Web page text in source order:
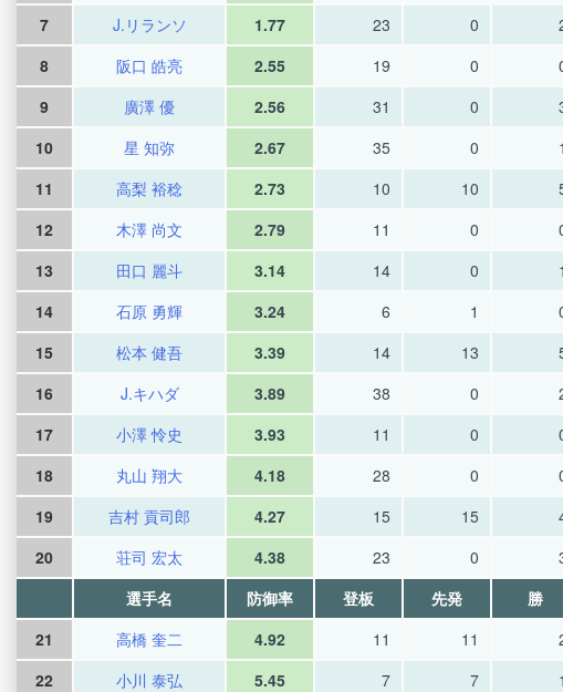
7
J.リランソ 1.77 23 0
8
阪口 皓亮 2.55 19 0
9
廣澤 優 2.56 31 0
10
星 知弥 2.67 35 0 1
11
高梨 裕稔 2.73 10 10
12
木澤 尚文 2.79 11 0
13
田口 麗斗 3.14 14 0 1
14
石原 勇輝 3.24 6 1
15
松本 健吾 3.39 14 13
16
J.キハダ 3.89 38 0
17
小澤 怜史 3.93 11 0
18
丸山 翔大 4.18 28 0
19
吉村 貢司郎 4.27 15 15
20
荘司 宏太 4.38 23 0
選手名
防御率 登板 先発 勝
21
高橋 奎二 4.92 11 11
22
小川 泰弘 5.45 7 7 1